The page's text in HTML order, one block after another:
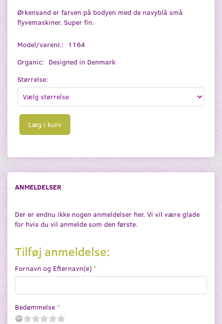
Ørkensand er farven på bodyen med de navyblå små
flyvemaskiner. Super fin.
Model/varenr.:
1164
Organic: Designed in Denmark
Størrelse:
Læg i kurv
ANMELDELSER
Der er endnu ikke nogen anmeldelser her. Vi vil være glade
for hvis du vil anmelde som den første.
Tilføj anmeldelse:
Fornavn og Efternavn(e)
Bedømmelse